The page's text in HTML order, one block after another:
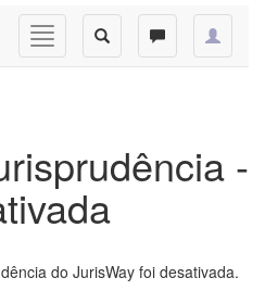
-
do JurisWay foi desativada.